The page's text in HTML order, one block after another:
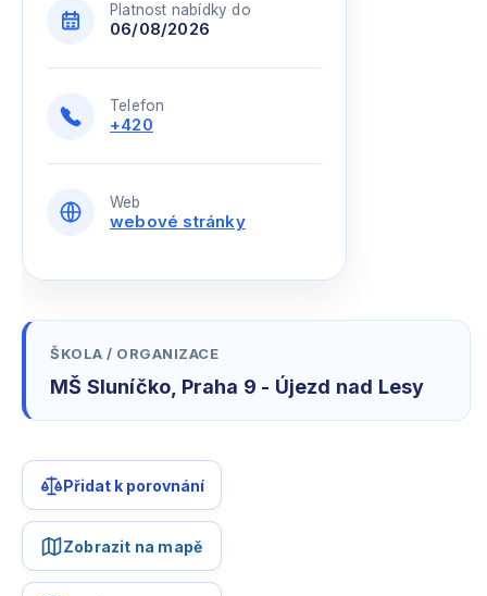
Platnost nabídky do
06/08/2026
Telefon
+420
Web
webové stránky
ŠKOLA / ORGANIZACE
MŠ Sluníčko, Praha 9 - Újezd nad Lesy
Přidat k porovnání
Zobrazit na mapě